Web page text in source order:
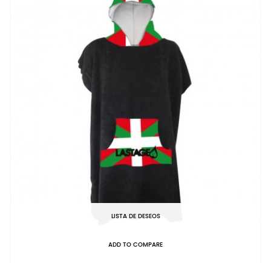
LISTA DE DESEOS
ADD TO COMPARE